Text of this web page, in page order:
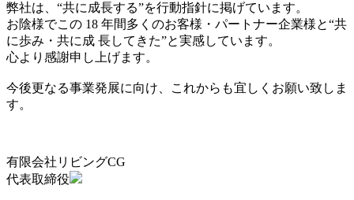
弊社は、“共に成長する”を行動指針に掲げています。
お陰様でこの 18 年間多くのお客様・パートナー企業様と“共
に歩み・共に成 長してきた”と実感しています。
心より感謝申し上げます。
今後更なる事業発展に向け、これからも宜しくお願い致しま
す。
有限会社リビングCG
代表取締役